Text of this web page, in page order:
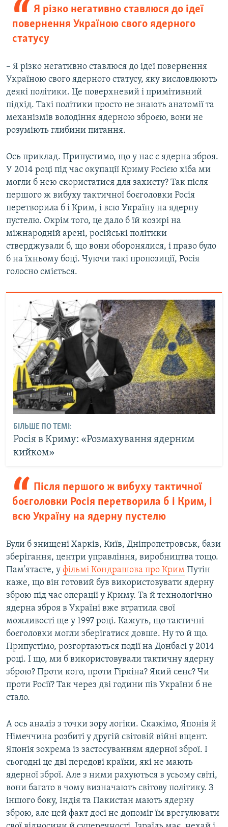
Я різко негативно ставлюся до ідеї
повернення Україною свого ядерного
статусу
– Я різко негативно ставлюся до ідеї повернення
Україною свого ядерного статусу, яку висловлюють
деякі політики. Це поверхневий і примітивний
підхід. Такі політики просто не знають анатомії та
механізмів володіння ядерною зброєю, вони не
розуміють глибини питання.
Ось приклад. Припустимо, що у нас є ядерна зброя.
У 2014 році під час окупації Криму Росією хіба ми
могли б нею скористатися для захисту? Так після
першого ж вибуху тактичної боєголовки Росія
перетворила б і Крим, і всю Україну на ядерну
пустелю. Окрім того, це дало б їй козирі на
міжнародній арені, російські політики
стверджували б, що вони оборонялися, і право було
б на їхньому боці. Чуючи такі пропозиції, Росія
голосно сміється.
БІЛЬШЕ ПО ТЕМІ:
Росія в Криму: «Розмахування ядерним
кийком»
Після першого ж вибуху тактичної
боєголовки Росія перетворила б і Крим, і
всю Україну на ядерну пустелю
Були б знищені Харків, Київ, Дніпропетровськ, бази
зберігання, центри управління, виробництва тощо.
Пам'ятаєте, у фільмі Кондрашова про Крим Путін
каже, що він готовий був використовувати ядерну
зброю під час операції у Криму. Та й технологічно
ядерна зброя в Україні вже втратила свої
можливості ще у 1997 році. Кажуть, що тактичні
боєголовки могли зберігатися довше. Ну то й що.
Припустімо, розгортаються події на Донбасі у 2014
році. І що, ми б використовували тактичну ядерну
зброю? Проти кого, проти Гіркіна? Який сенс? Чи
проти Росії? Так через дві години пів України б не
стало.
А ось аналіз з точки зору логіки. Скажімо, Японія й
Німеччина розбиті у другій світовій війні вщент.
Японія зокрема із застосуванням ядерної зброї. І
сьогодні це дві передові країни, які не мають
ядерної зброї. Але з ними рахуються в усьому світі,
вони багато в чому визначають світову політику. З
іншого боку, Індія та Пакистан мають ядерну
зброю, але цей факт досі не допоміг їм врегулювати